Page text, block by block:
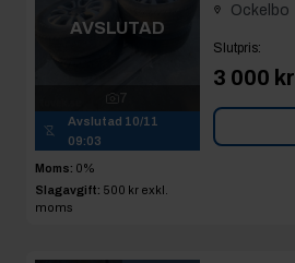
AVSLUTAD
Avslutad 10/11
09:03
Moms: 0%
Slagavgift: 500 kr exkl.
moms
Ockelbo
Slutpris:
3 000 kr